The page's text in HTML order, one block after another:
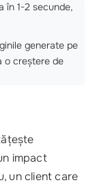
în 1-2 secunde,
generate pe
o creștere de
impact
un client care